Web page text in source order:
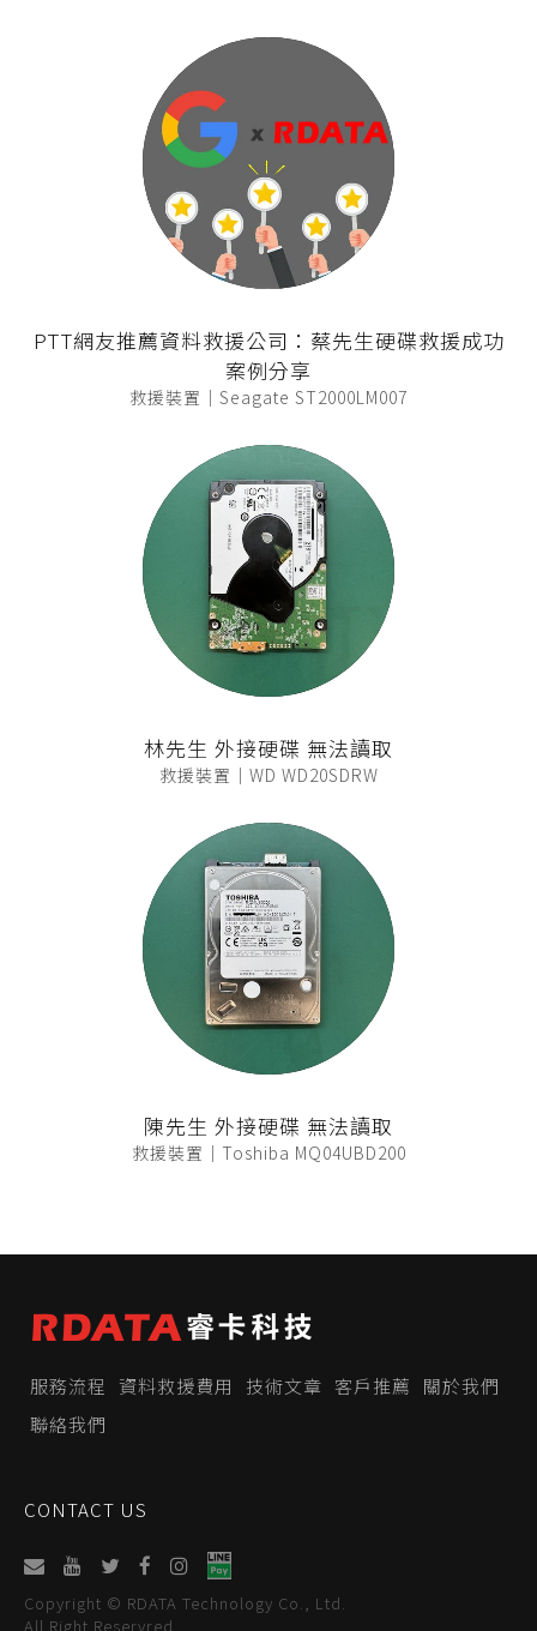
PTT網友推薦資料救援公司：蔡先生硬碟救援成功
案例分享
救援裝置｜Seagate ST2000LM007
林先生 外接硬碟 無法讀取
救援裝置｜WD WD20SDRW
陳先生 外接硬碟 無法讀取
救援裝置｜Toshiba MQ04UBD200
服務流程 資料救援費用 技術文章 客戶推薦
關於我們
聯絡我們
CONTACT US
Copyright © RDATA Technology Co., Ltd.
All Right Reservred.